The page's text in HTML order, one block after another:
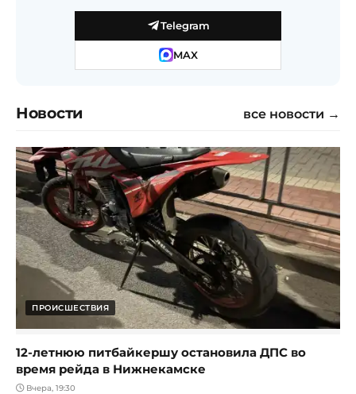
Telegram
MAX
Новости все новости →
ПРОИСШЕСТВИЯ
12-летнюю питбайкершу остановила ДПС во
время рейда в Нижнекамске
Вчера, 19:30